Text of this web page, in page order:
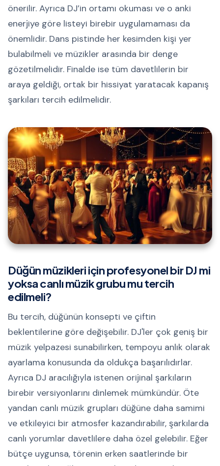
önerilir. Ayrıca DJ’in ortamı okuması ve o anki
enerjiye göre listeyi birebir uygulamaması da
önemlidir. Dans pistinde her kesimden kişi yer
bulabilmeli ve müzikler arasında bir denge
gözetilmelidir. Finalde ise tüm davetlilerin bir
araya geldiği, ortak bir hissiyat yaratacak kapanış
şarkıları tercih edilmelidir.
Düğün müzikleri için profesyonel bir DJ mi
yoksa canlı müzik grubu mu tercih
edilmeli?
Bu tercih, düğünün konsepti ve çiftin
beklentilerine göre değişebilir. DJ'ler çok geniş bir
müzik yelpazesi sunabilirken, tempoyu anlık olarak
ayarlama konusunda da oldukça başarılıdırlar.
Ayrıca DJ aracılığıyla istenen orijinal şarkıların
birebir versiyonlarını dinlemek mümkündür. Öte
yandan canlı müzik grupları düğüne daha samimi
ve etkileyici bir atmosfer kazandırabilir, şarkılarda
canlı yorumlar davetlilere daha özel gelebilir. Eğer
bütçe uygunsa, törenin erken saatlerinde bir